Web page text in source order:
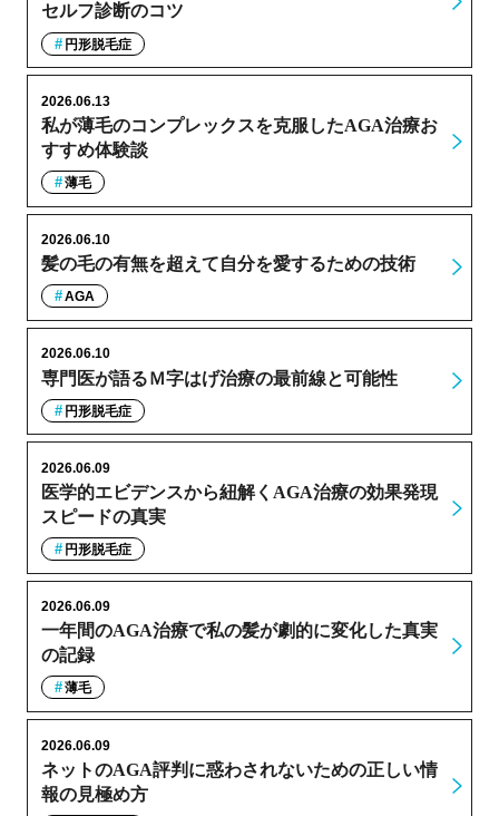
セルフ診断のコツ
円形脱毛症
私が薄毛のコンプレックスを克服したAGA治療お
すすめ体験談
2026.06.13
薄毛
髪の毛の有無を超えて自分を愛するための技術
2026.06.10
AGA
専門医が語るＭ字はげ治療の最前線と可能性
2026.06.10
円形脱毛症
医学的エビデンスから紐解くAGA治療の効果発現
スピードの真実
2026.06.09
円形脱毛症
一年間のAGA治療で私の髪が劇的に変化した真実
の記録
2026.06.09
薄毛
ネットのAGA評判に惑わされないための正しい情
報の見極め方
2026.06.09